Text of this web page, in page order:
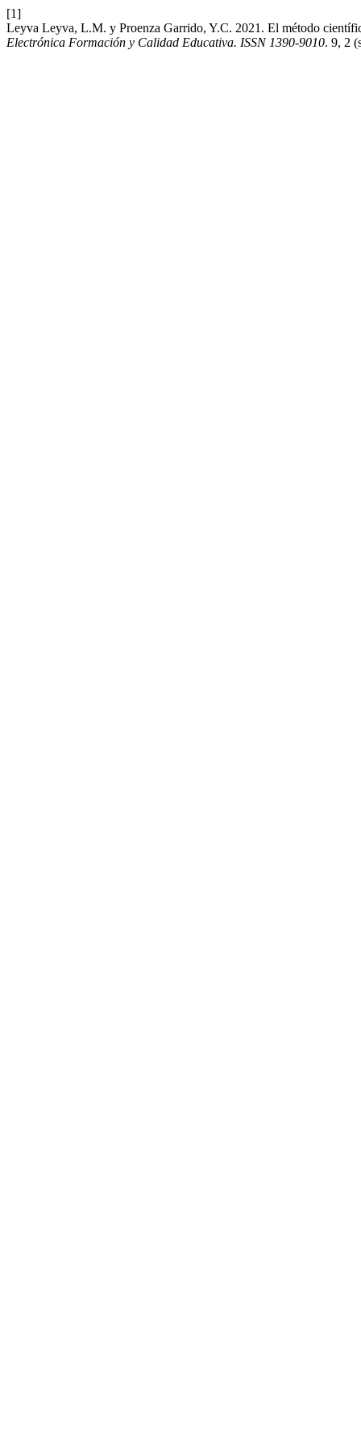
[1]
Leyva Leyva, L.M. y Proenza Garrido, Y.C. 2021. El método
Electrónica Formación y Calidad Educativa. ISSN 1390-9010. 9, 2